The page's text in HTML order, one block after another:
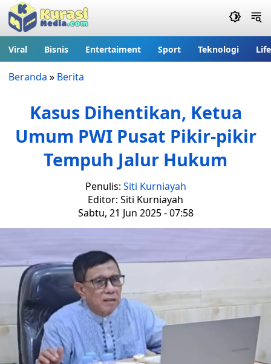
Viral Bisnis Entertaiment Sport Teknologi
Beranda » Berita
⁠Kasus Dihentikan, Ketua
Umum PWI Pusat Pikir-pikir
Tempuh Jalur Hukum
Penulis: Siti Kurniayah
Editor: Siti Kurniayah
Sabtu, 21 Jun 2025 - 07:58